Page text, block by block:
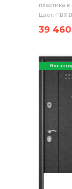
пластика
Цвет: ПВХ
39
В